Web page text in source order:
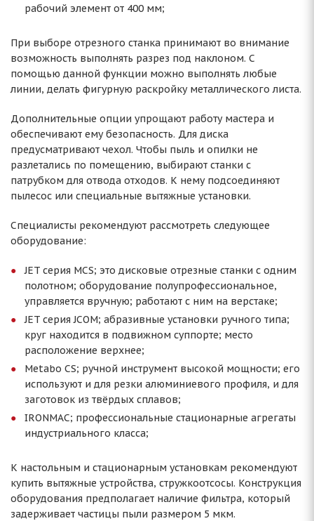
рабочий элемент от 400 мм;
При выборе отрезного станка принимают во внимание
возможность выполнять разрез под наклоном. С
помощью данной функции можно выполнять любые
линии, делать фигурную раскройку металлического листа.
Дополнительные опции упрощают работу мастера и
обеспечивают ему безопасность. Для диска
предусматривают чехол. Чтобы пыль и опилки не
разлетались по помещению, выбирают станки с
патрубком для отвода отходов. К нему подсоединяют
пылесос или специальные вытяжные установки.
Специалисты рекомендуют рассмотреть следующее
оборудование:
JET серия MCS; это дисковые отрезные станки с одним
полотном; оборудование полупрофессиональное,
управляется вручную; работают с ним на верстаке;
JET серия JCOM; абразивные установки ручного типа;
круг находится в подвижном суппорте; место
расположение верхнее;
Metabo CS; ручной инструмент высокой мощности; его
используют и для резки алюминиевого профиля, и для
заготовок из твёрдых сплавов;
IRONMAC; профессиональные стационарные агрегаты
индустриального класса;
К настольным и стационарным установкам рекомендуют
купить вытяжные устройства, стружкоотсосы. Конструкция
оборудования предполагает наличие фильтра, который
задерживает частицы пыли размером 5 мкм.